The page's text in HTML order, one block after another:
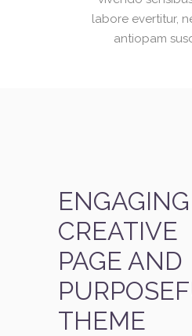
labore evertitur,
antiopam
ENGAGING
CREATIVE
PAGE AND
THEME